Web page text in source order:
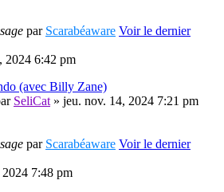
par Scarabéaware Voir le dernier
2024 6:42 pm
(avec Billy Zane)
SeliCat» jeu. nov. 14, 2024 7:21 pm
par Scarabéaware Voir le dernier
7:48 pm